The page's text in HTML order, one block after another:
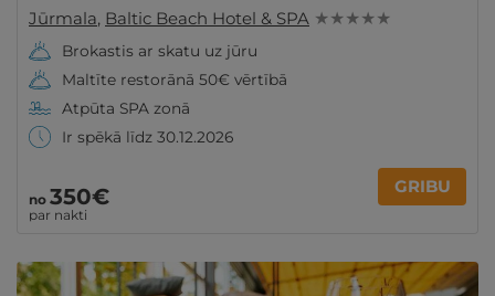
Jūrmala, Baltic Beach Hotel & SPA ★ ★ ★ ★ ★
Brokastis ar skatu uz jūru
Maltīte restorānā 50€ vērtībā
Atpūta SPA zonā
Ir spēkā līdz 30.12.2026
no 350€
par nakti
GRIBU